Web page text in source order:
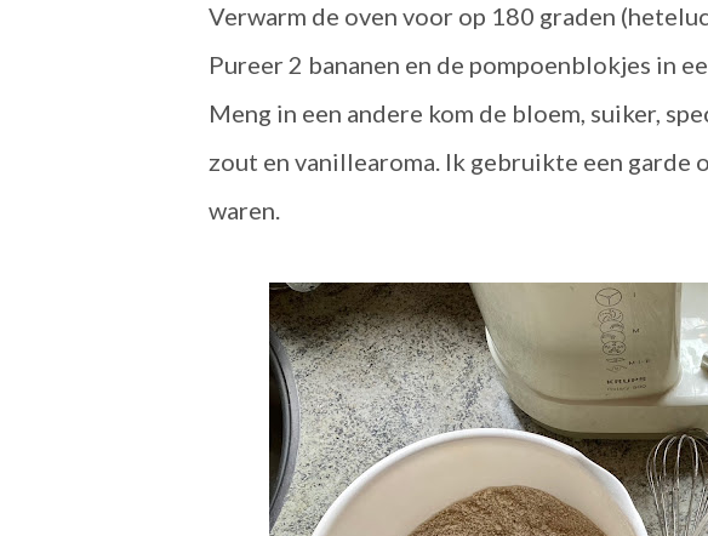
Verwarm de oven voor op 180 graden
Pureer 2 bananen en de pompoenblokjes in
Meng in een andere kom de bloem, suiker,
zout en vanillearoma. Ik gebruikte een
waren.